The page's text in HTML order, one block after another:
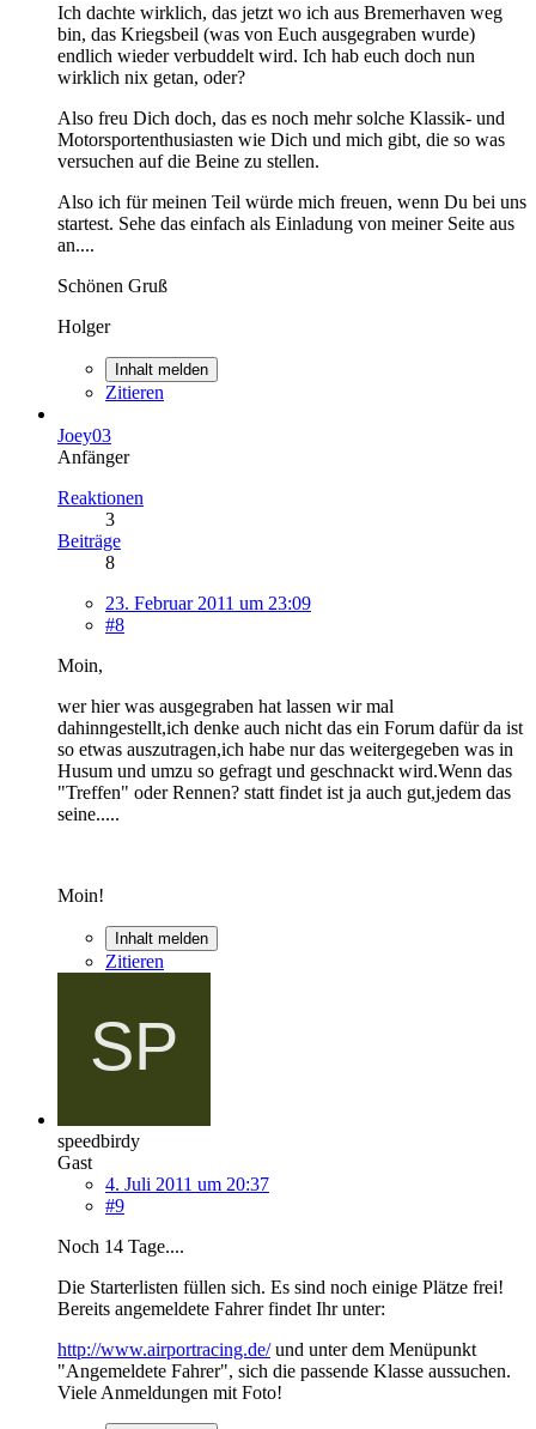
Ich dachte wirklich, das jetzt wo ich aus Bremerhaven weg
bin, das Kriegsbeil (was von Euch ausgegraben wurde)
endlich wieder verbuddelt wird. Ich hab euch doch nun
wirklich nix getan, oder?
Also freu Dich doch, das es noch mehr solche Klassik- und
Motorsportenthusiasten wie Dich und mich gibt, die so was
versuchen auf die Beine zu stellen.
Also ich für meinen Teil würde mich freuen, wenn Du bei uns
startest. Sehe das einfach als Einladung von meiner Seite aus
an....
Schönen Gruß
Holger
Inhalt melden
Zitieren
Joey03
Anfänger
Reaktionen
3
Beiträge
8
23. Februar 2011 um 23:09
#8
Moin,
wer hier was ausgegraben hat lassen wir mal
dahinngestellt,ich denke auch nicht das ein Forum dafür da ist
so etwas auszutragen,ich habe nur das weitergegeben was in
Husum und umzu so gefragt und geschnackt wird.Wenn das
"Treffen" oder Rennen? statt findet ist ja auch gut,jedem das
seine.....
Moin!
Inhalt melden
Zitieren
speedbirdy
Gast
4. Juli 2011 um 20:37
#9
Noch 14 Tage....
Die Starterlisten füllen sich. Es sind noch einige Plätze frei!
Bereits angemeldete Fahrer findet Ihr unter:
http://www.airportracing.de/und unter dem Menüpunkt
"Angemeldete Fahrer", sich die passende Klasse aussuchen.
Viele Anmeldungen mit Foto!